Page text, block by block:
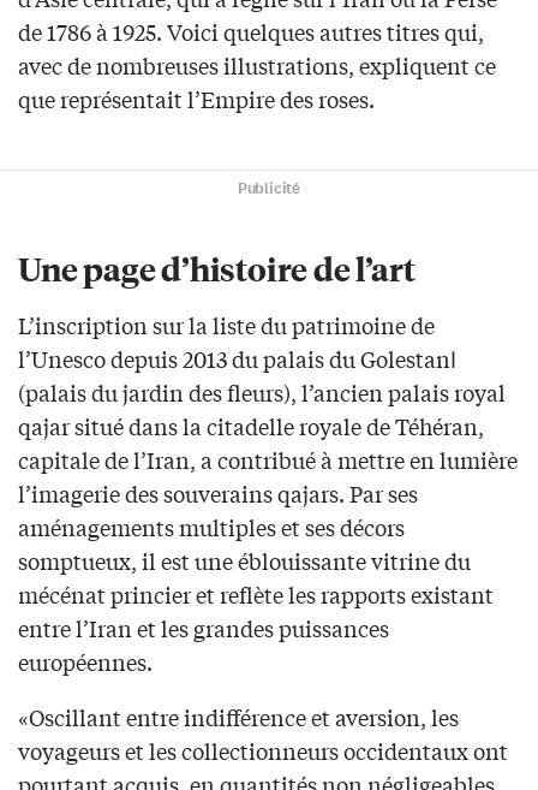
de 1786 à 1925. Voici quelques autres titres qui,
avec de nombreuses illustrations, expliquent ce
que représentait l’Empire des roses.
Publicité
Une page d’histoire de l’art
L’inscription sur la liste du patrimoine de
l’Unesco depuis 2013 du palais du Golestanا
(palais du jardin des fleurs), l’ancien palais royal
qajar situé dans la citadelle royale de Téhéran,
capitale de l’Iran, a contribué à mettre en lumière
l’imagerie des souverains qajars. Par ses
aménagements multiples et ses décors
somptueux, il est une éblouissante vitrine du
mécénat princier et reflète les rapports existant
entre l’Iran et les grandes puissances
européennes.
«Oscillant entre indifférence et aversion, les
voyageurs et les collectionneurs occidentaux ont